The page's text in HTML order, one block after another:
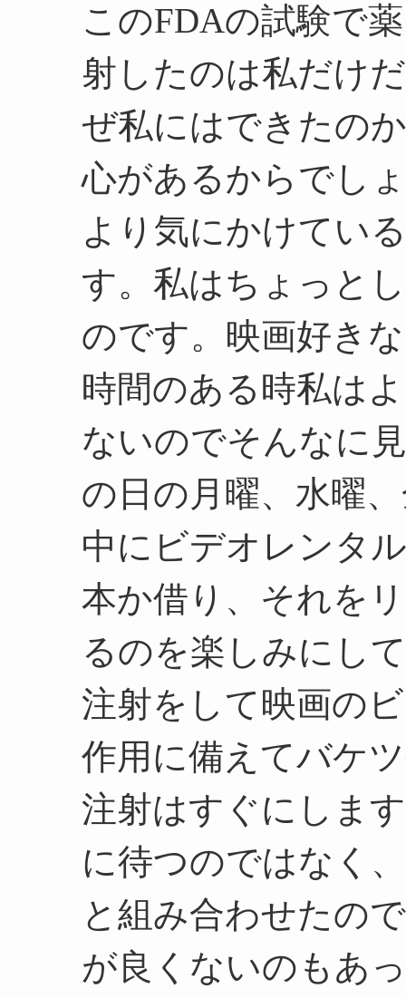
このFDAの試験で
射したのは私だけ
ぜ私にはできたの
心があるからでし
より気にかけてい
す。私はちょっと
のです。映画好き
時間のある時私は
ないのでそんなに
の日の月曜、水曜
中にビデオレンタ
本か借り、それを
るのを楽しみにし
注射をして映画の
作用に備えてバケ
注射はすぐにしま
に待つのではなく
と組み合わせたの
が良くないのもあ